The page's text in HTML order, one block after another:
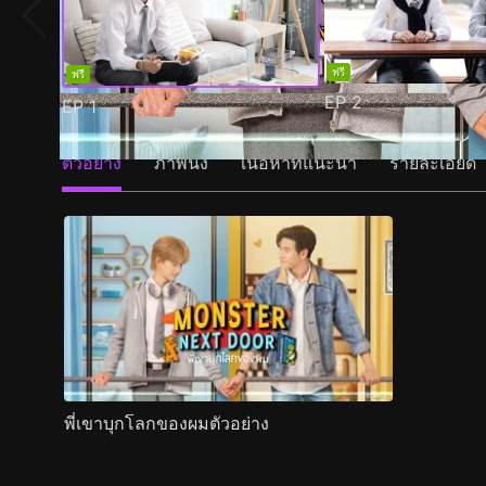
ฟรี
EP1
ฟรี
EP2
ตัวอย่าง ภาพนิ่ง เนื้อหาที่แนะนำ รายละเอียด
พี่เขาบุกโลกของผมตัวอย่าง